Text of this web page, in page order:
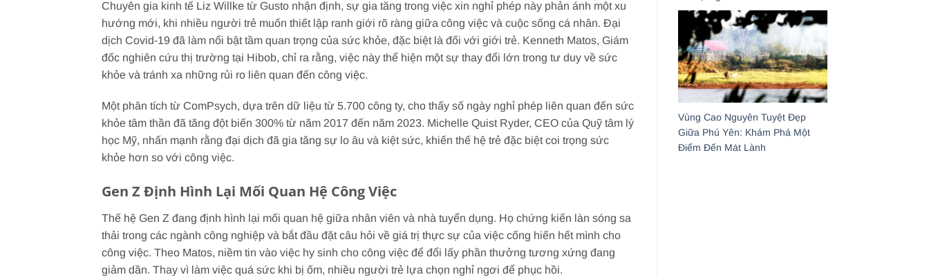
Chuyên gia kinh tế Liz Willke từ Gusto nhận định, sự gia tăng trong việc xin nghỉ phép này phản ánh một xu
hướng mới, khi nhiều người trẻ muốn thiết lập ranh giới rõ ràng giữa công việc và cuộc sống cá nhân. Đại
dịch Covid-19 đã làm nổi bật tầm quan trọng của sức khỏe, đặc biệt là đối với giới trẻ. Kenneth Matos, Giám
đốc nghiên cứu thị trường tại Hibob, chỉ ra rằng, việc này thể hiện một sự thay đổi lớn trong tư duy về sức
khỏe và tránh xa những rủi ro liên quan đến công việc.
Một phân tích từ ComPsych, dựa trên dữ liệu từ 5.700 công ty, cho thấy số ngày nghỉ phép liên quan đến sức
khỏe tâm thần đã tăng đột biến 300% từ năm 2017 đến năm 2023. Michelle Quist Ryder, CEO của Quỹ tâm lý
học Mỹ, nhấn mạnh rằng đại dịch đã gia tăng sự lo âu và kiệt sức, khiến thế hệ trẻ đặc biệt coi trọng sức
khỏe hơn so với công việc.
Gen Z Định Hình Lại Mối Quan Hệ Công Việc
Thế hệ Gen Z đang định hình lại mối quan hệ giữa nhân viên và nhà tuyển dụng. Họ chứng kiến làn sóng sa
thải trong các ngành công nghiệp và bắt đầu đặt câu hỏi về giá trị thực sự của việc cống hiến hết mình cho
công việc. Theo Matos, niềm tin vào việc hy sinh cho công việc để đổi lấy phần thưởng tương xứng đang
giảm dần. Thay vì làm việc quá sức khi bị ốm, nhiều người trẻ lựa chọn nghỉ ngơi để phục hồi.
Vùng Cao Nguyên Tuyệt Đẹp
Giữa Phú Yên: Khám Phá Một
Điểm Đến Mát Lành